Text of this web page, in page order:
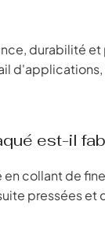
durabilité
est-il
collant de
pressées et